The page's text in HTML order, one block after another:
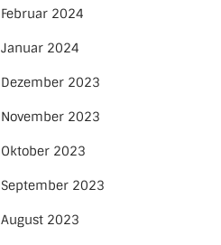
Februar 2024
Januar 2024
Dezember 2023
November 2023
Oktober 2023
September 2023
August 2023